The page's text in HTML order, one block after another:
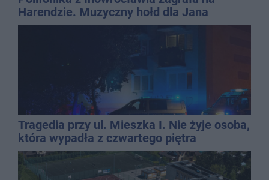
Harendzie. Muzyczny hołd dla Jana
Kasprowicza
Tragedia przy ul. Mieszka I. Nie żyje osoba,
która wypadła z czwartego piętra